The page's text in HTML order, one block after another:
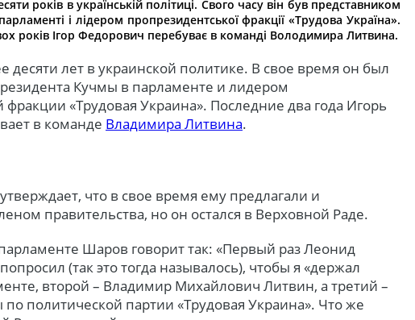
років в українській політиці. Свого часу він був представником
і лідером пропрезидентської фракції «Трудова Україна».
років Ігор Федорович перебуває в команді Володимира Литвина.
десяти лет в украинской политике. В свое время он был
Кучмы в парламенте и лидером
фракции «Трудовая Украина». Последние два года Игорь
в команде Владимира Литвина.
что в свое время ему предлагали и
правительства, но он остался в Верховной Раде.
Шаров говорит так: «Первый раз Леонид
(так это тогда называлось), чтобы я «держал
второй – Владимир Михайлович Литвин, а третий –
по политической партии «Трудовая Украина». Что же